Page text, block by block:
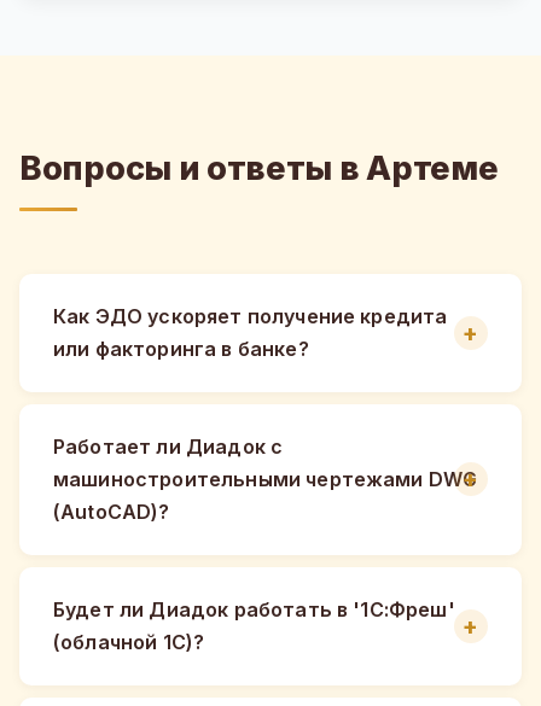
Вопросы и ответы в Артеме
Как ЭДО ускоряет получение кредита
или факторинга в банке?
Работает ли Диадок с
машиностроительными чертежами DWG
(AutoCAD)?
Будет ли Диадок работать в '1С:Фреш'
(облачной 1С)?